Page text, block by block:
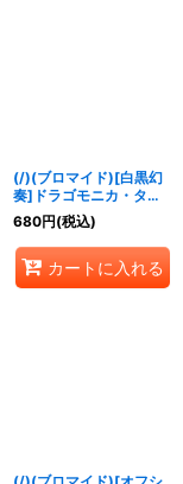
(/)(ブロマイド)[白黒幻
奏]ドラゴモニカ・タウ
ラス【-】{D01-24}《》
680円(税込)
カートに入れる